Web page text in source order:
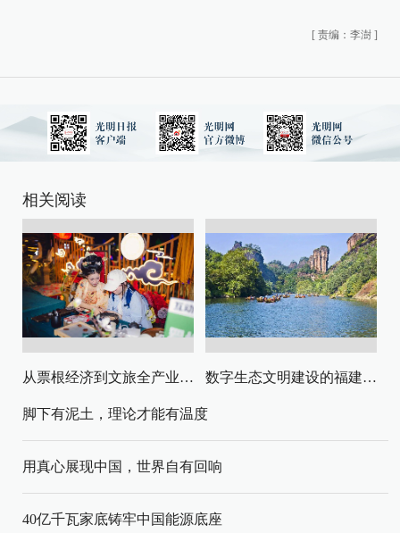
[ 责编：李澍 ]
相关阅读
从票根经济到文旅全产业链升级 数字生态文明建设的福建路径与启示
脚下有泥土，理论才能有温度
用真心展现中国，世界自有回响
40亿千瓦家底铸牢中国能源底座